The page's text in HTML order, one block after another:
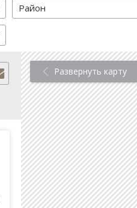
Район
Развернуть карту